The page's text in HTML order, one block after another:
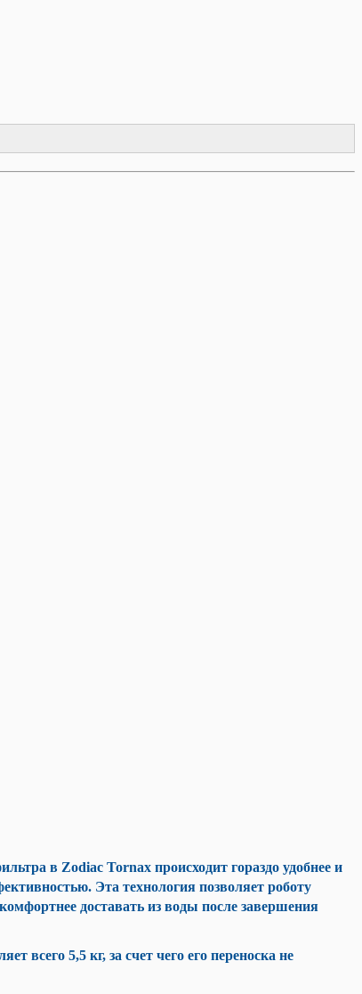
в Zodiac Tornax происходит гораздо удобнее и
Эта технология позволяет роботу
доставать из воды после завершения
всего 5,5 кг, за счет чего его переноска не